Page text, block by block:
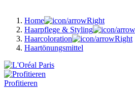
Home
Haarpflege & Styling
Haarcoloration
Haartönungsmittel
Profitieren